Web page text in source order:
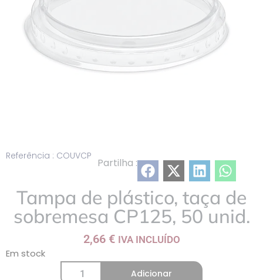
Referência : COUVCP
Partilha :
Tampa de plástico, taça de
sobremesa CP125, 50 unid.
2,66 € IVA INCLUÍDO
Em stock
Adicionar